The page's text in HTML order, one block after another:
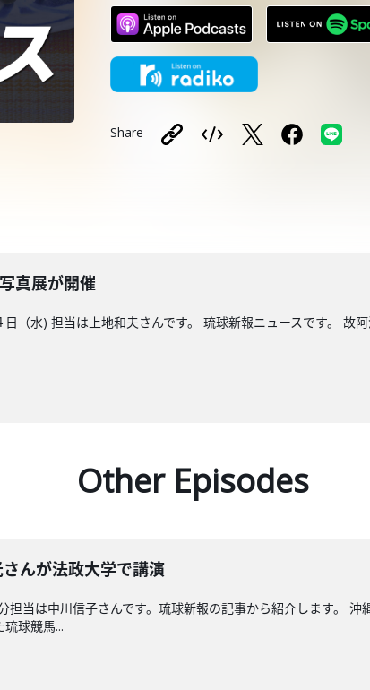
Share
真展が開催
水) 担当は上地和夫さんです。 琉球新報ニュースです。 故
Other Episodes
んが法政大学で講演
担当は中川信子さんです。琉球新報の記事から紹介します。
球競馬...